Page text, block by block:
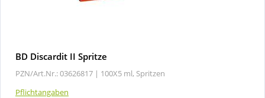
BD Discardit II Spritze
PZN/Art.Nr.: 03626817 | 100X5 ml, Spritzen
Pflichtangaben